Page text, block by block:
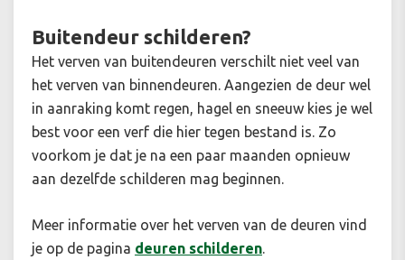
Buitendeur schilderen?
Het verven van buitendeuren verschilt niet veel van
het verven van binnendeuren. Aangezien de deur wel
in aanraking komt regen, hagel en sneeuw kies je wel
best voor een verf die hier tegen bestand is. Zo
voorkom je dat je na een paar maanden opnieuw
aan dezelfde schilderen mag beginnen.
Meer informatie over het verven van de deuren vind
je op de pagina deuren schilderen.